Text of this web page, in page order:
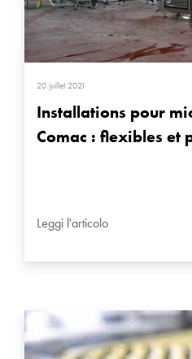
20 juillet 2021
Installations pour
Comac : flexibles et
Leggi l'articolo